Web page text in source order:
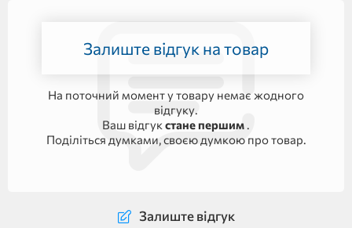
Залиште відгук на товар
На поточний момент у товару немає жодного
відгуку.
Ваш відгук стане першим .
Поділіться думками, своєю думкою про товар.
Залиште відгук